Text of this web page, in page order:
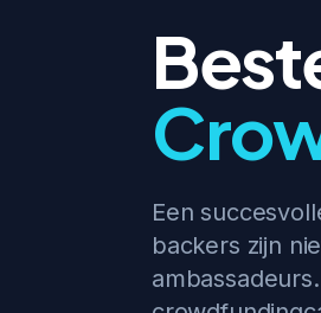
Een
backers zijn